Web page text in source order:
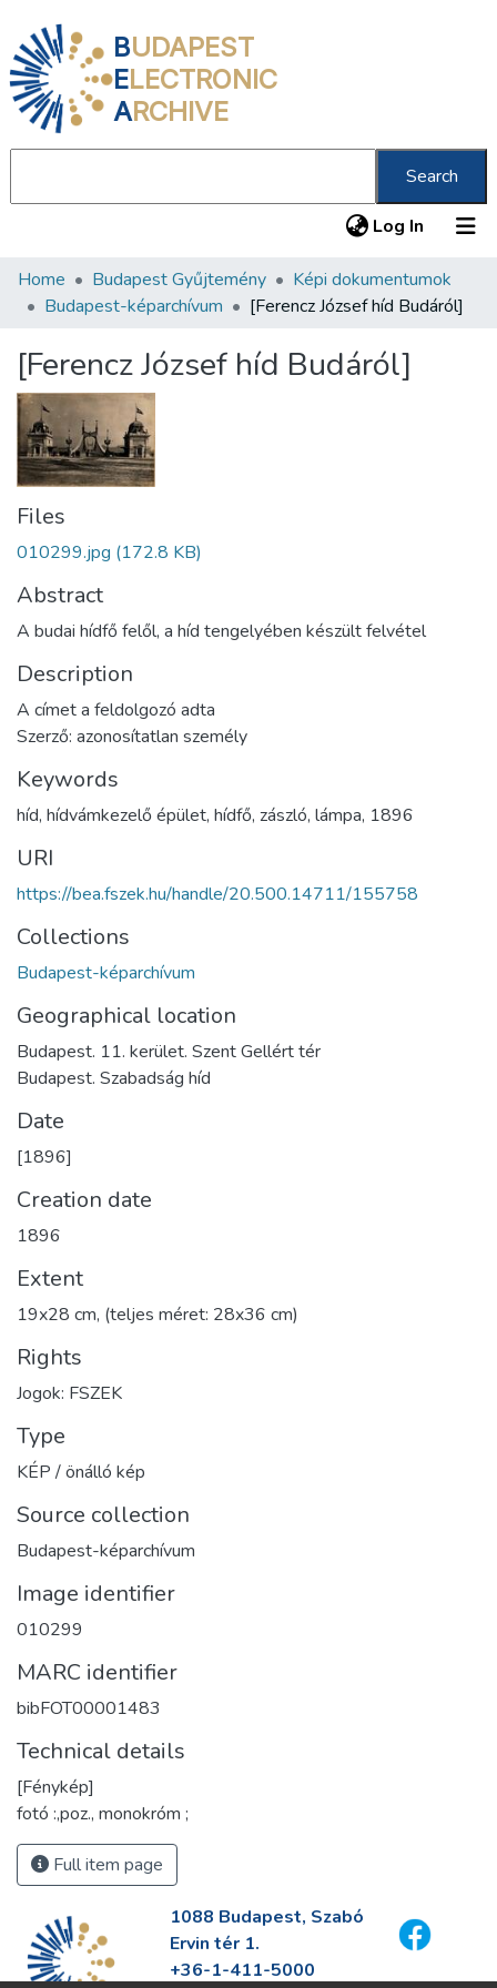
BUDAPEST
ELECTRONIC
ARCHIVE
Search
Log In (current)
Communities & Collections
Statistics
About us
Home Budapest Gyűjtemény
Képi dokumentumok
Budapest-képarchívum
[Ferencz József híd Budáról]
[Ferencz József híd Budáról]
Files
010299.jpg (172.8 KB)
Abstract
A budai hídfő felől, a híd tengelyében készült felvétel
Description
A címet a feldolgozó adta
Szerző: azonosítatlan személy
Keywords
híd, hídvámkezelő épület, hídfő, zászló, lámpa, 1896
URI
https://bea.fszek.hu/handle/20.500.14711/155758
Collections
Budapest-képarchívum
Geographical location
Budapest. 11. kerület. Szent Gellért tér
Budapest. Szabadság híd
Date
[1896]
Creation date
1896
Extent
19x28 cm, (teljes méret: 28x36 cm)
Rights
Jogok: FSZEK
Type
KÉP / önálló kép
Source collection
Budapest-képarchívum
Image identifier
010299
MARC identifier
bibFOT00001483
Technical details
[Fénykép]
fotó :,poz., monokróm ;
Full item page
1088 Budapest, Szabó
Ervin tér 1.
+36-1-411-5000